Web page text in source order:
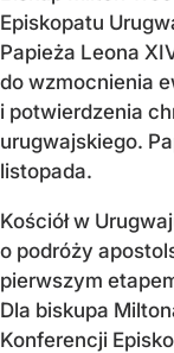
Episkopatu
Papieża Leona
do wzmocnienia
i potwierdzenia
urugwajskiego.
listopada.
Kościół w
o podróży
pierwszym
Dla biskupa
Konferencji